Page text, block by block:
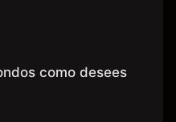
como desees